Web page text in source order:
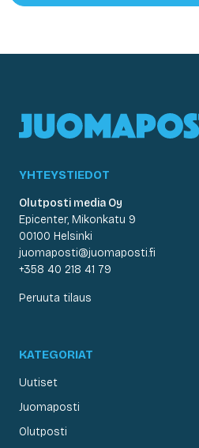
YHTEYSTIEDOT
Olutposti media Oy
Epicenter, Mikonkatu 9
00100 Helsinki
juomaposti@juomaposti.fi
+358 40 218 41 79
Peruuta tilaus
KATEGORIAT
Uutiset
Juomaposti
Olutposti